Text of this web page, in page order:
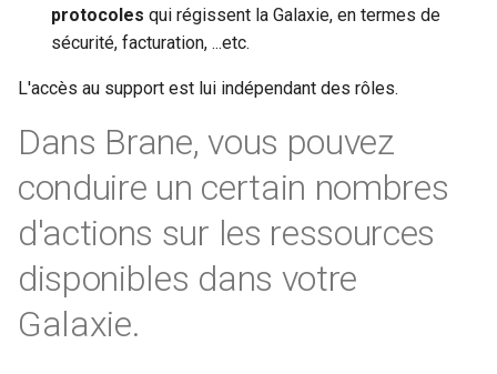
protocoles qui régissent la Galaxie, en termes de
sécurité, facturation, ...etc.
L'accès au support est lui indépendant des rôles.
Dans Brane, vous pouvez
conduire un certain nombres
d'actions sur les ressources
disponibles dans votre
Galaxie.